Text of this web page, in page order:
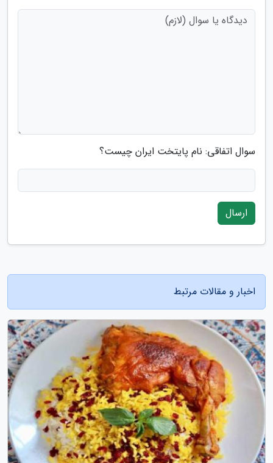
سوال اتفاقی: نام پایتخت ایران چیست؟
ارسال
اخبار و مقالات مرتبط